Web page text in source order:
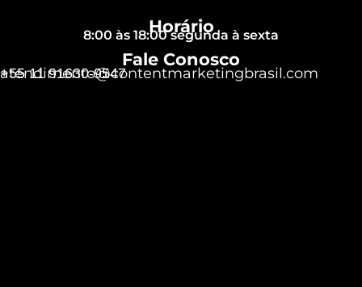
Horário
8:00 às 18:00 segunda à sexta
Fale Conosco
+55 11 91630-9547
atendimento@contentmarketingbrasil.com